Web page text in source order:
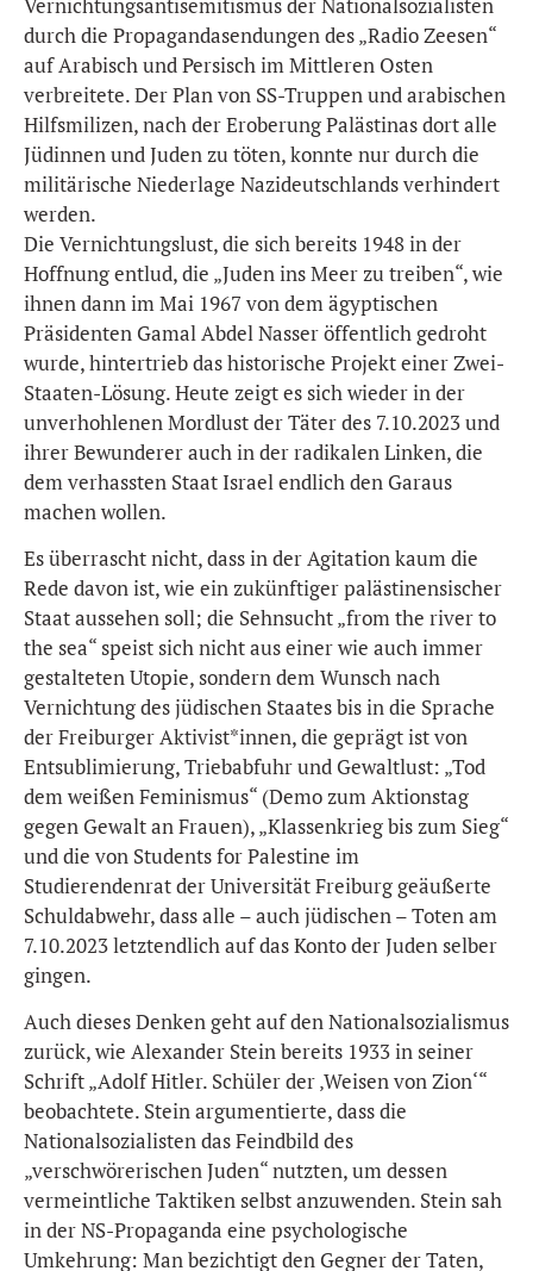
Vernichtungsantisemitismus der Nationalsozialisten
durch die Propagandasendungen des „Radio Zeesen“
auf Arabisch und Persisch im Mittleren Osten
verbreitete. Der Plan von SS-Truppen und arabischen
Hilfsmilizen, nach der Eroberung Palästinas dort alle
Jüdinnen und Juden zu töten, konnte nur durch die
militärische Niederlage Nazideutschlands verhindert
werden.
Die Vernichtungslust, die sich bereits 1948 in der
Hoffnung entlud, die „Juden ins Meer zu treiben“, wie
ihnen dann im Mai 1967 von dem ägyptischen
Präsidenten Gamal Abdel Nasser öffentlich gedroht
wurde, hintertrieb das historische Projekt einer Zwei-
Staaten-Lösung. Heute zeigt es sich wieder in der
unverhohlenen Mordlust der Täter des 7.10.2023 und
ihrer Bewunderer auch in der radikalen Linken, die
dem verhassten Staat Israel endlich den Garaus
machen wollen.
Es überrascht nicht, dass in der Agitation kaum die
Rede davon ist, wie ein zukünftiger palästinensischer
Staat aussehen soll; die Sehnsucht „from the river to
the sea“ speist sich nicht aus einer wie auch immer
gestalteten Utopie, sondern dem Wunsch nach
Vernichtung des jüdischen Staates bis in die Sprache
der Freiburger Aktivist*innen, die geprägt ist von
Entsublimierung, Triebabfuhr und Gewaltlust: „Tod
dem weißen Feminismus“ (Demo zum Aktionstag
gegen Gewalt an Frauen), „Klassenkrieg bis zum Sieg“
und die von Students for Palestine im
Studierendenrat der Universität Freiburg geäußerte
Schuldabwehr, dass alle – auch jüdischen – Toten am
7.10.2023 letztendlich auf das Konto der Juden selber
gingen.
Auch dieses Denken geht auf den Nationalsozialismus
zurück, wie Alexander Stein bereits 1933 in seiner
Schrift „Adolf Hitler. Schüler der ‚Weisen von Zion‘“
beobachtete. Stein argumentierte, dass die
Nationalsozialisten das Feindbild des
„verschwörerischen Juden“ nutzten, um dessen
vermeintliche Taktiken selbst anzuwenden. Stein sah
in der NS-Propaganda eine psychologische
Umkehrung: Man bezichtigt den Gegner der Taten,